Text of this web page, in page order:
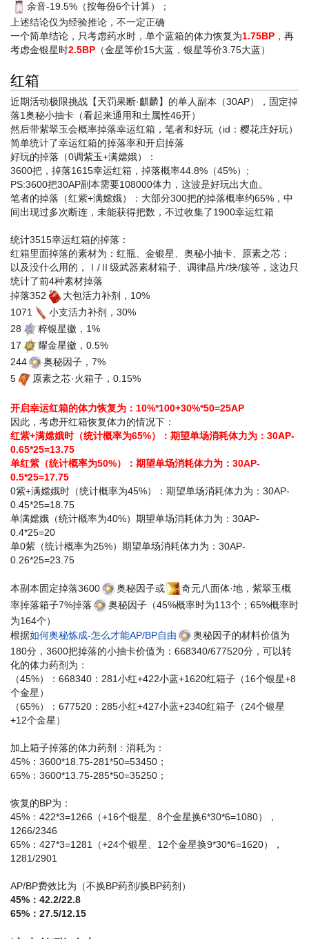
余音-19.5%（按每份6个计算）；
上述结论仅为经验推论，不一定正确
一个简单结论，只考虑药水时，单个蓝箱的体力恢复为1.75BP ，再
考虑金银星时2.5BP （金星等价15大蓝，银星等价3.75大蓝）
红箱
近期活动极限挑战【天罚果断·麒麟】的单人副本（30AP），固定掉
落1奥秘小抽卡（看起来通用和土属性46开）
然后带紫翠玉会概率掉落幸运红箱，笔者和好玩（id：樱花庄好玩）
简单统计了幸运红箱的掉落率和开启掉落
好玩的掉落（0调紫玉+满嫦娥）：
3600把，掉落1615幸运红箱，掉落概率44.8%（45%）;
PS:3600把30AP副本需要108000体力，这波是好玩出大血。
笔者的掉落（红紫+满嫦娥）：大部分300把的掉落概率约65%，中
间出现过多次断连，未能获得把数，不过收集了1900幸运红箱
统计3515幸运红箱的掉落：
红箱里面掉落的素材为：红瓶、金银星、奥秘小抽卡、原素之芯；
以及没什么用的，Ⅰ/Ⅱ级武器素材箱子、调律晶片/块/簇等，这边只
统计了前4种素材掉落
掉落352
大包活力补剂，10%
1071
小支活力补剂，30%
28
粹银星徽，1%
17
耀金星徽，0.5%
244
奥秘因子，7%
5
原素之芯·火箱子，0.15%
开启幸运红箱的体力恢复为：10%*100+30%*50=25AP
因此，考虑开红箱恢复体力的情况下：
红紫+满嫦娥时（统计概率为65%）：期望单场消耗体力为：30AP-
0.65*25=13.75
单红紫（统计概率为50%）：期望单场消耗体力为：30AP-
0.5*25=17.75
0紫+满嫦娥时（统计概率为45%）：期望单场消耗体力为：30AP-
0.45*25=18.75
单满嫦娥（统计概率为40%）期望单场消耗体力为：30AP-
0.4*25=20
单0紫（统计概率为25%）期望单场消耗体力为：30AP-
0.26*25=23.75
本副本固定掉落3600 奥秘因子或
奇元八面体·地，紫翠玉概
率掉落箱子7%掉落
奥秘因子（45%概率时为113个；65%概率时
为164个）
根据如何奥秘炼成-怎么才能AP/BP自由
奥秘因子的材料价值为
180分，3600把掉落的小抽卡价值为：668340/677520分，可以转
化的体力药剂为：
（45%）：668340：281小红+422小蓝+1620红箱子（16个银星+8
个金星）
（65%）：677520：285小红+427小蓝+2340红箱子（24个银星
+12个金星）
加上箱子掉落的体力药剂：消耗为：
45%：3600*18.75-281*50=53450；
65%：3600*13.75-285*50=35250；
恢复的BP为：
45%：422*3=1266（+16个银星、8个金星换6*30*6=1080），
1266/2346
65%：427*3=1281（+24个银星、12个金星换9*30*6=1620），
1281/2901
AP/BP费效比为（不换BP药剂/换BP药剂）
45%：42.2/22.8
65%：27.5/12.15